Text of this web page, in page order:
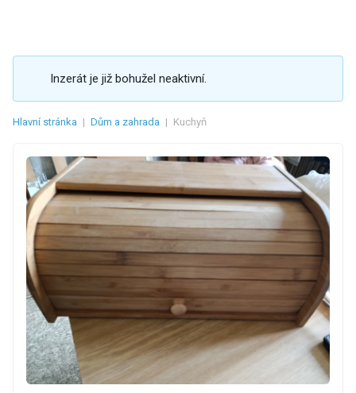
Inzerát je již bohužel neaktivní.
Hlavní stránka | Dům a zahrada | Kuchyň